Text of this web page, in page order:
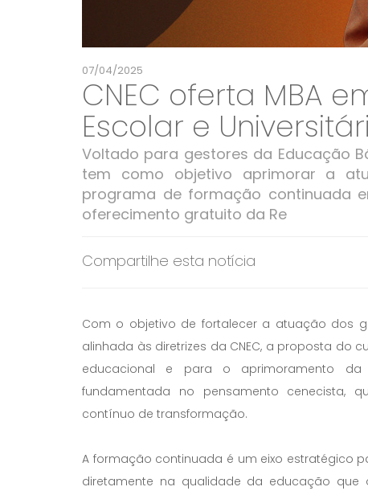
07/04/2025
CNEC oferta MBA
Escolar e
Voltado para gestores da Educação
tem como objetivo aprimorar a
programa de formação continuada
oferecimento gratuito da Re
Compartilhe esta notícia
Com o objetivo de fortalecer a atuação dos
alinhada às diretrizes da CNEC, a proposta do
educacional e para o aprimoramento
fundamentada no pensamento cenecista,
contínuo de transformação.
A formação continuada é um eixo estratégico
diretamente na qualidade da educação que